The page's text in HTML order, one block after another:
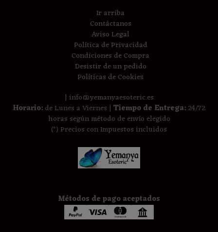
Ir arriba
Contáctanos
Aviso Legal
Política de Privacidad
Condiciones de Compra
Desistir de un pedido
Políticas de Cookies
| info@yemanyaesoteric.es
Horario:de Lunes a Viernes | Tiempo de Entrega:24/72
horas según método de envío elegido
(*) Precios con Impuestos incluidos
Métodos de pago aceptados